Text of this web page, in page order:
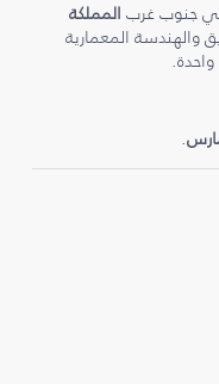
في جنوب غرب المملكة
والهندسة المعمارية
.